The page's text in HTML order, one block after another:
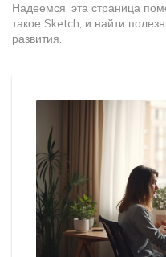
Надеемся, эта страница
такое Sketch, и найти
развития.